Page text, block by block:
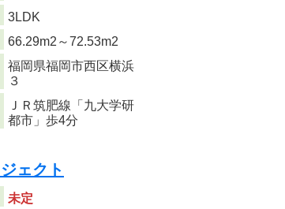
3LDK
66.29m2 ～72.53m2
福岡県福岡市西区横浜
３
ＪＲ筑肥線「九大学研
都市」歩4分
ェクト
未定